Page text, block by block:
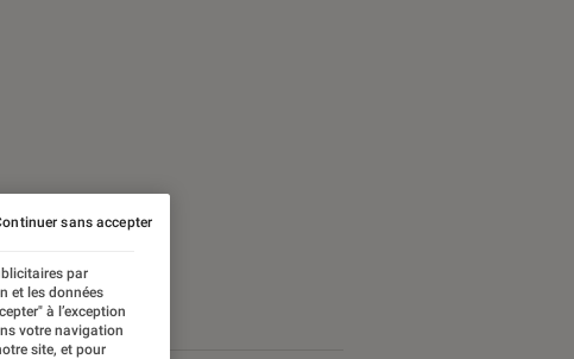
par
et les données
à l’exception
votre navigation
site, et pour
sans accepter